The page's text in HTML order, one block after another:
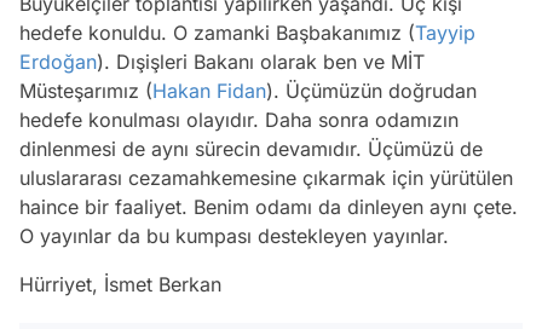
hedefe konuldu. O zamanki Başbakanımız (Tayyip
Erdoğan). Dışişleri Bakanı olarak ben ve MİT
Müsteşarımız (Hakan Fidan). Üçümüzün doğrudan
hedefe konulması olayıdır. Daha sonra odamızın
dinlenmesi de aynı sürecin devamıdır. Üçümüzü de
uluslararası cezamahkemesine çıkarmak için yürütülen
haince bir faaliyet. Benim odamı da dinleyen aynı çete.
O yayınlar da bu kumpası destekleyen yayınlar.
Hürriyet, İsmet Berkan